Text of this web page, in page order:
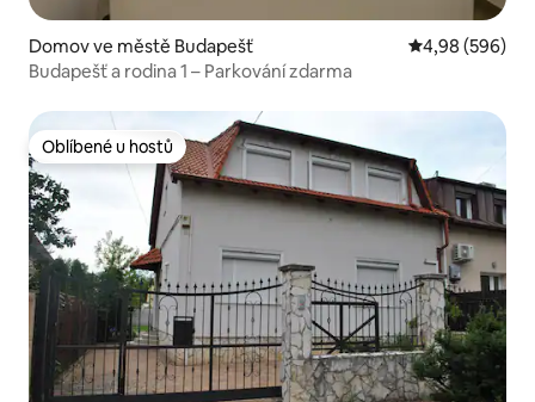
Domov ve městě Budapešť Průměrné
4,98 (596)
Budapešť a rodina 1 – Parkování zdarma
Oblíbené u hostů
Oblíbené u hostů